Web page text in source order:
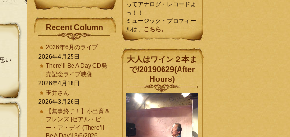
い
Recent Column
2026年6月のライブ
2026年4月25日
There’ll Be A Day CD発
売記念ライブ映像
2026年4月18日
玉井さん
2026年3月26日
【無事終了！】小出斉＆
フレンズ [ゼアル・ビ
ー・ア・デイ (There’ll
Be A Day)] 3/6/2026
ってアナログ・レコードよ
っ！！
ミュージック・プロフィー
ルは、 こちら。
大人はワイン２本ま
で/20190629(After
Hours)
動
画
レ
ー